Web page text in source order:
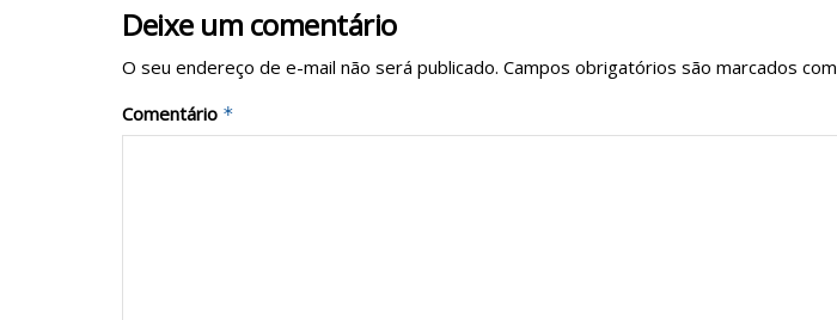
Deixe um comentário
O seu endereço de e-mail não será publicado. Campos obrigatórios são marcados com
Comentário *